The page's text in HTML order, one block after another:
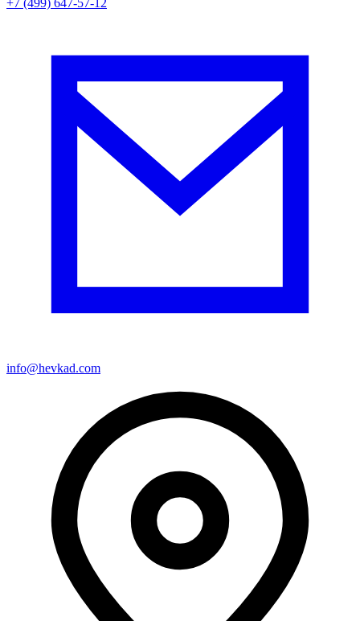
info@hevkad.com